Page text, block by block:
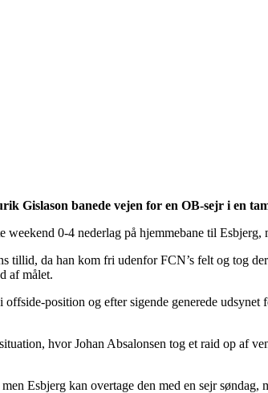
Gislason banede vejen for en OB-sejr i en
0-4 nederlag på hjemmebane til
tillid, da han kom fri udenfor FCN’s felt og tog
af målet.
position og efter sigende generede
hvor Johan Absalonsen tog et raid op
men Esbjerg kan overtage den med en sejr